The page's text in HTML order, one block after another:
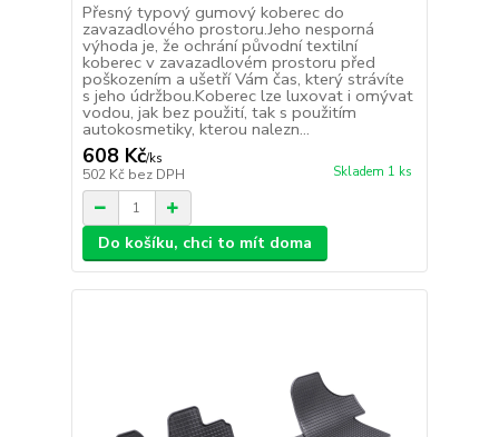
Přesný typový gumový koberec do
zavazadlového prostoru.Jeho nesporná
výhoda je, že ochrání původní textilní
koberec v zavazadlovém prostoru před
poškozením a ušetří Vám čas, který strávíte
s jeho údržbou.Koberec lze luxovat i omývat
vodou, jak bez použití, tak s použitím
autokosmetiky, kterou nalezn...
608 Kč/ks
502 Kč bez DPH Skladem 1 ks
Do košíku, chci to mít doma